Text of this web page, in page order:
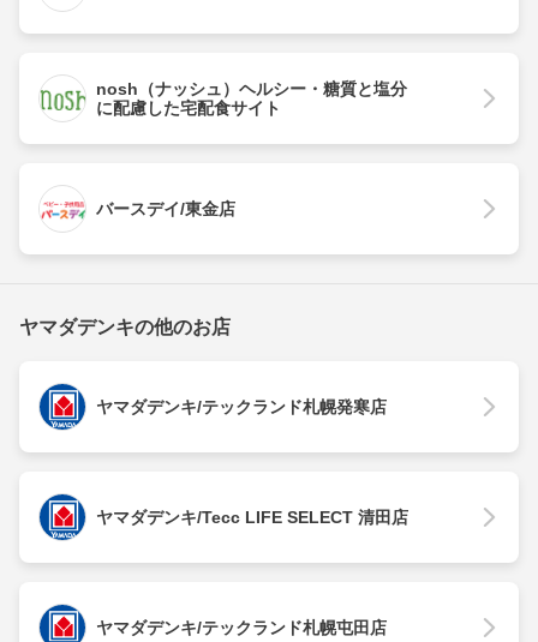
nosh（ナッシュ）ヘルシー・糖質と塩分
に配慮した宅配食サイト
バースデイ/東金店
ヤマダデンキの他のお店
ヤマダデンキ/テックランド札幌発寒店
ヤマダデンキ/Tecc LIFE SELECT 清田店
ヤマダデンキ/テックランド札幌屯田店